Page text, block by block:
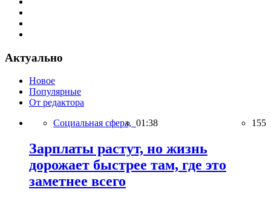
Актуально
Новое
Популярные
От редактора
Социальная сфера, 01:38 155
Зарплаты растут, но жизнь
дорожает быстрее там, где это
заметнее всего